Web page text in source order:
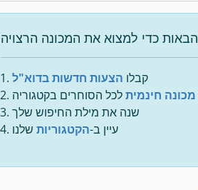
קבלו הצעות חדשות בדוא"ל
חינמיתלכל הסוחרים בקטגוריה
שנה את מילת החיפוש שלך
עיין ב-הקטגוריות שלנו